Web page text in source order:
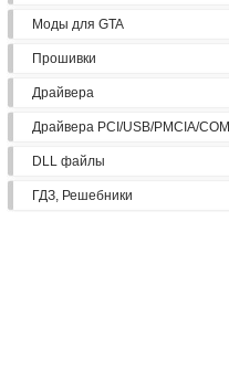
Моды для GTA
Прошивки
Драйвера
Драйвера PCI/USB/PMCIA/COM
DLL файлы
ГДЗ, Решебники